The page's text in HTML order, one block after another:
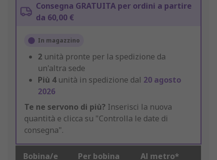
Consegna GRATUITA per ordini a partire
da 60,00 €
In magazzino
2 unità pronte per la spedizione da
un'altra sede
Più 4 unità in spedizione dal 20 agosto
2026
Te ne servono di più? Inserisci la nuova
quantità e clicca su "Controlla le date di
consegna".
Bobina/e Per bobina Al metro*